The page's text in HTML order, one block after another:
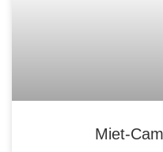
Miet-